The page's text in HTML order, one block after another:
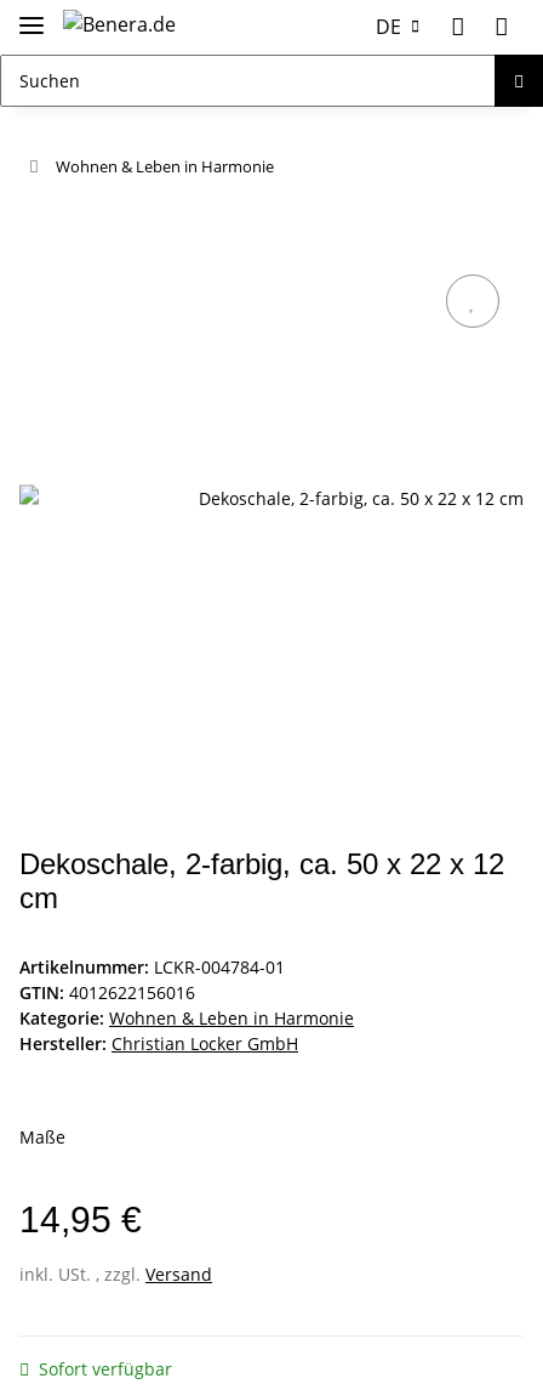
DE
Wohnen & Leben in Harmonie
Dekoschale, 2-farbig, ca. 50 x 22 x 12
cm
Artikelnummer: LCKR-004784-01
GTIN: 4012622156016
Kategorie: Wohnen & Leben in Harmonie
Hersteller: Christian Locker GmbH
Maße
14,95 €
inkl. USt. , zzgl. Versand
Sofort verfügbar